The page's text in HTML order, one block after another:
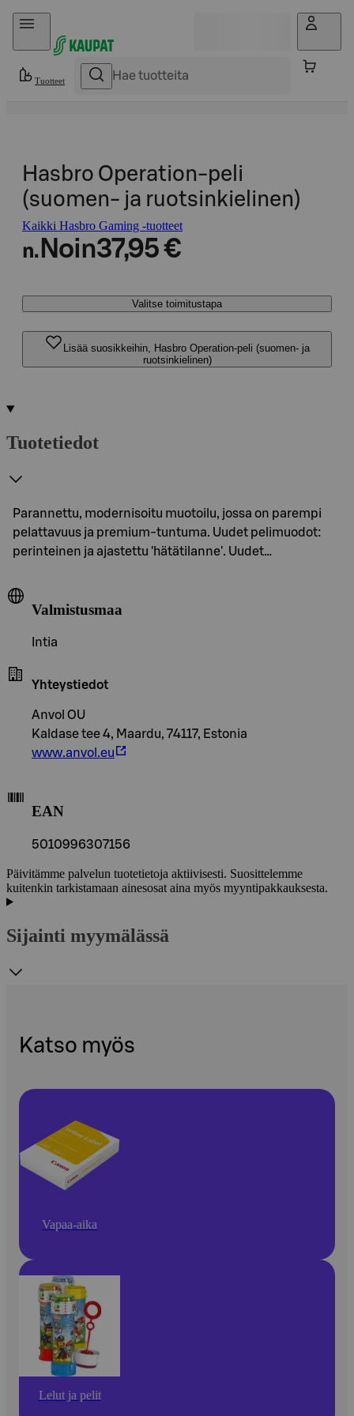
Hyppää sisältöön
Tuotteet
Hasbro Operation-peli
(suomen- ja ruotsinkielinen)
Kaikki Hasbro Gaming -tuotteet
n. Noin37,95 €
Valitse toimitustapa
Lisää suosikkeihin, Hasbro Operation-peli (suomen- ja
ruotsinkielinen)
Tuotetiedot
Parannettu, modernisoitu muotoilu, jossa on parempi
pelattavuus ja premium-tuntuma. Uudet pelimuodot:
perinteinen ja ajastettu 'hätätilanne'. Uudet…
Valmistusmaa
Intia
Yhteystiedot
Anvol OU
Kaldase tee 4, Maardu, 74117, Estonia
www.anvol.eu
EAN
5010996307156
Päivitämme palvelun tuotetietoja aktiivisesti. Suosittelemme
kuitenkin tarkistamaan ainesosat aina myös myyntipakkauksesta.
Sijainti myymälässä
Katso myös
Vapaa-aika
Lelut ja pelit